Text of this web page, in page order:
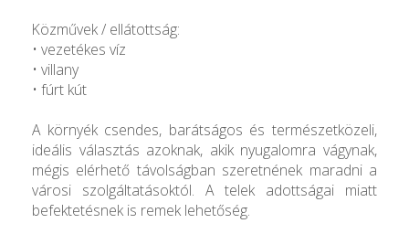
Közművek / ellátottság:
• vezetékes víz
• villany
• fúrt kút
A környék csendes, barátságos és természetközeli,
ideális választás azoknak, akik nyugalomra vágynak,
mégis elérhető távolságban szeretnének maradni a
városi szolgáltatásoktól. A telek adottságai miatt
befektetésnek is remek lehetőség.